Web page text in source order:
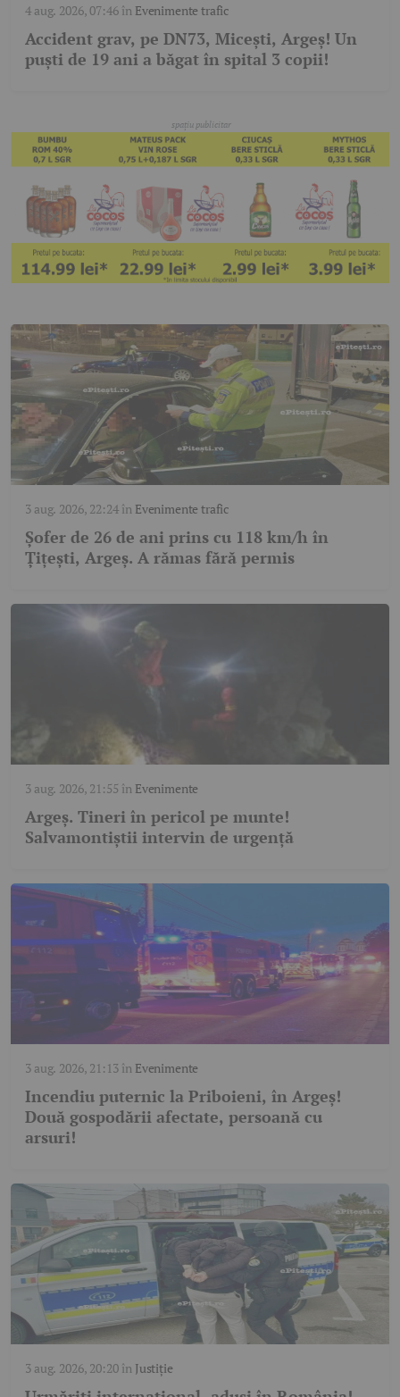
4 aug. 2026, 07:46în Evenimente trafic
Accident grav, pe DN73, Micești, Argeș! Un
puști de 19 ani a băgat în spital 3 copii!
3 aug. 2026, 22:24în Evenimente trafic
Șofer de 26 de ani prins cu 118 km/h în
Țițești, Argeș. A rămas fără permis
3 aug. 2026, 21:55 în Evenimente
Argeș. Tineri în pericol pe munte!
Salvamontiștii intervin de urgență
3 aug. 2026, 21:13în Evenimente
Incendiu puternic la Priboieni, în Argeș!
Două gospodării afectate, persoană cu
arsuri!
3 aug. 2026, 20:20în Justiție